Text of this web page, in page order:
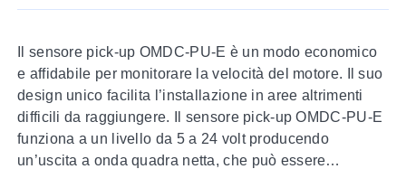
Il sensore pick-up OMDC-PU-E è un modo economico
e affidabile per monitorare la velocità del motore. Il suo
design unico facilita l’installazione in aree altrimenti
difficili da raggiungere. Il sensore pick-up OMDC-PU-E
funziona a un livello da 5 a 24 volt producendo
un’uscita a onda quadra netta, che può essere